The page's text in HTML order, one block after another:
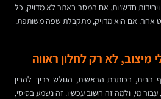
ויחידות חדשנות. אם המסר באתר לא מדויק, כל
אחר. אם הוא מדויק, מתקבלת שפה משותפת.
מיצוב, לא רק לחלון ראווה
הבית, בכותרת הראשית, הגולש צריך להבין
מי, ולמה זה חשוב עכשיו. זה נשמע בסיסי,